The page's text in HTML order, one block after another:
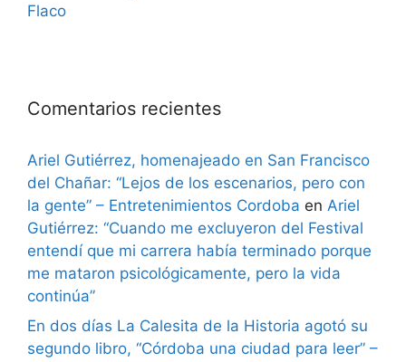
Flaco
Comentarios recientes
Ariel Gutiérrez, homenajeado en San Francisco
del Chañar: “Lejos de los escenarios, pero con
la gente” – Entretenimientos Cordoba en Ariel
Gutiérrez: “Cuando me excluyeron del Festival
entendí que mi carrera había terminado porque
me mataron psicológicamente, pero la vida
continúa”
En dos días La Calesita de la Historia agotó su
segundo libro, “Córdoba una ciudad para leer” –